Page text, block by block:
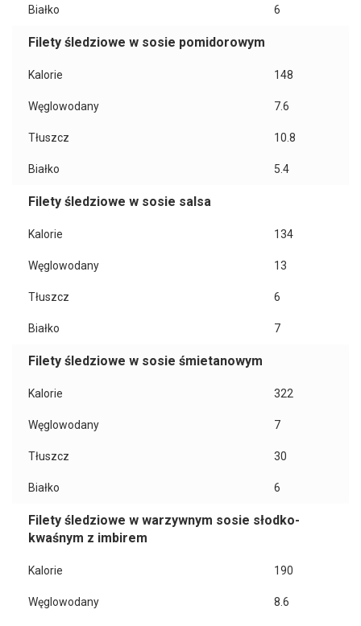
Białko 6
Filety śledziowe w sosie pomidorowym
Kalorie 148
Węglowodany 7.6
Tłuszcz 10.8
Białko 5.4
Filety śledziowe w sosie salsa
Kalorie 134
Węglowodany 13
Tłuszcz 6
Białko 7
Filety śledziowe w sosie śmietanowym
Kalorie 322
Węglowodany 7
Tłuszcz 30
Białko 6
Filety śledziowe w warzywnym sosie słodko-
kwaśnym z imbirem
Kalorie 190
Węglowodany 8.6